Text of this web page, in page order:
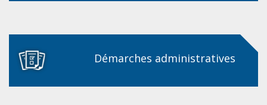
Démarches administratives